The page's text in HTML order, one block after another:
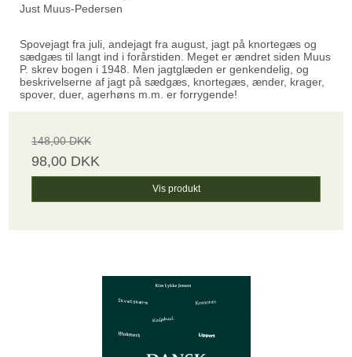
Just Muus-Pedersen
Spovejagt fra juli, andejagt fra august, jagt på knortegæs og
sædgæs til langt ind i forårstiden. Meget er ændret siden Muus
P. skrev bogen i 1948. Men jagtglæden er genkendelig, og
beskrivelserne af jagt på sædgæs, knortegæs, ænder, krager,
spover, duer, agerhøns m.m. er forrygende!
148,00 DKK
98,00 DKK
Vis produkt